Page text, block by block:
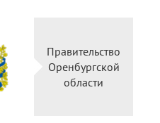
Правительство
Оренбургской
области